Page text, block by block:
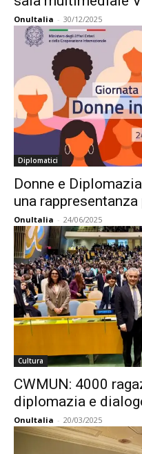
OnuItalia - 30/12/2025
Diplomatici
Donne e
una
OnuItalia - 24/06/2025
Cultura
CWMUN: 4000
diplomazia e
OnuItalia - 20/03/2025